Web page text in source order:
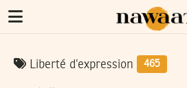
Liberté d’expression 465